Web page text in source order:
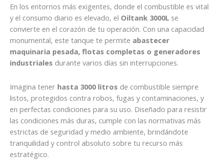
En los entornos más exigentes, donde el combustible es vital
y el consumo diario es elevado, el Oiltank 3000L se
convierte en el corazón de tu operación. Con una capacidad
monumental, este tanque te permite abastecer
maquinaria pesada, flotas completas o generadores
industriales durante varios días sin interrupciones.
Imagina tener hasta 3000 litros de combustible siempre
listos, protegidos contra robos, fugas y contaminaciones, y
en perfectas condiciones para su uso. Diseñado para resistir
las condiciones más duras, cumple con las normativas más
estrictas de seguridad y medio ambiente, brindándote
tranquilidad y control absoluto sobre tu recurso más
estratégico.